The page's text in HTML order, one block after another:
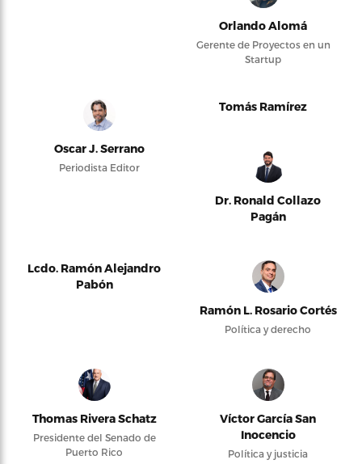
Orlando Alomá
Gerente de Proyectos en un
Startup
Oscar J. Serrano
Periodista Editor
Tomás Ramírez
Dr. Ronald Collazo
Pagán
Lcdo. Ramón Alejandro
Pabón
Ramón L. Rosario Cortés
Política y derecho
Thomas Rivera Schatz
Presidente del Senado de
Puerto Rico
Víctor García San
Inocencio
Política y justicia